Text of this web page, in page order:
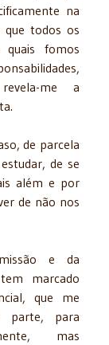
na
todos os
fomos
me a
de parcela
de se
além e por
de não nos
e da
marcado
que me
parte, para
mas